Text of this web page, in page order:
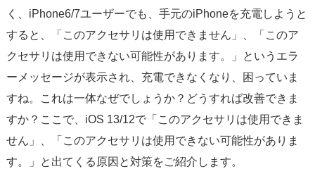
く、iPhone6/7ユーザーでも、手元のiPhoneを充電しようと
すると、「このアクセサリは使用できません」、「このア
クセサリは使用できない可能性があります。」というエラ
ーメッセージが表示され、充電できなくなり、困っていま
すね。これは一体なぜでしょうか？どうすれば改善できま
すか？ここで、iOS 13/12で「このアクセサリは使用できま
せん」、「このアクセサリは使用できない可能性がありま
す。」と出てくる原因と対策をご紹介します。